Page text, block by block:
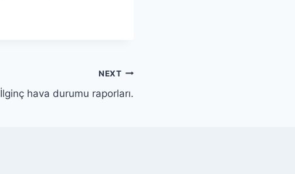
NEXT
İlginç hava durumu raporları.